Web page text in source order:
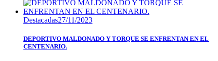
Destacadas27/11/2023
DEPORTIVO MALDONADO Y TORQUE SE ENFRENTAN EN EL
CENTENARIO.